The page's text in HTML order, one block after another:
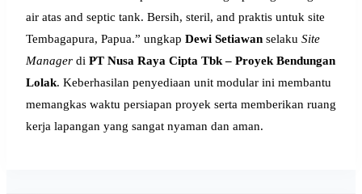
air atas and septic tank. Bersih, steril, and praktis untuk site
Tembagapura, Papua.” ungkap Dewi Setiawan selaku Site
Manager di PT Nusa Raya Cipta Tbk – Proyek Bendungan
Lolak. Keberhasilan penyediaan unit modular ini membantu
memangkas waktu persiapan proyek serta memberikan ruang
kerja lapangan yang sangat nyaman dan aman.